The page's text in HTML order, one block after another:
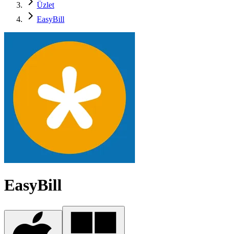
Üzlet
EasyBill
EasyBill